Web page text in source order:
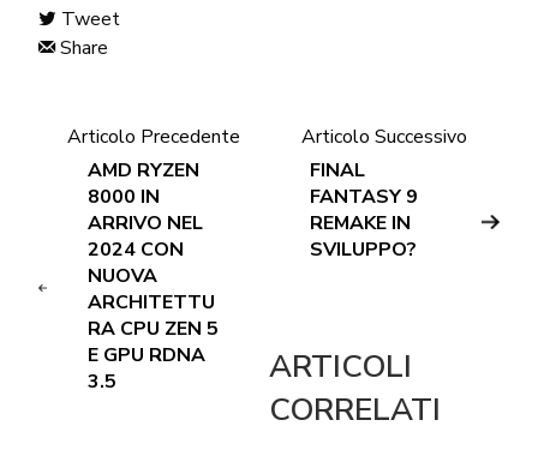
Tweet
Share
Articolo Precedente
AMD RYZEN
8000 IN
ARRIVO NEL
2024 CON
NUOVA
ARCHITETTU
RA CPU ZEN 5
E GPU RDNA
3.5
Articolo Successivo
FINAL
FANTASY 9
REMAKE IN
SVILUPPO?
ARTICOLI
CORRELATI